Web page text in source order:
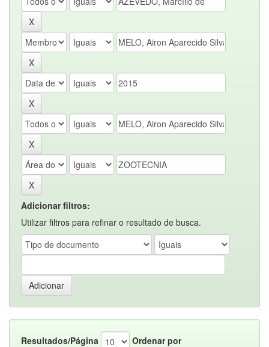
Adicionar filtros:
Utilizar filtros para refinar o resultado de busca.
Resultados/Página
Ordenar por